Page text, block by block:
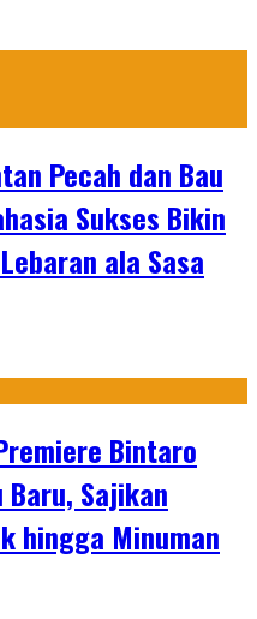
Pecah dan Bau
Sukses Bikin
ala Sasa
Bintaro
Baru, Sajikan
hingga Minuman